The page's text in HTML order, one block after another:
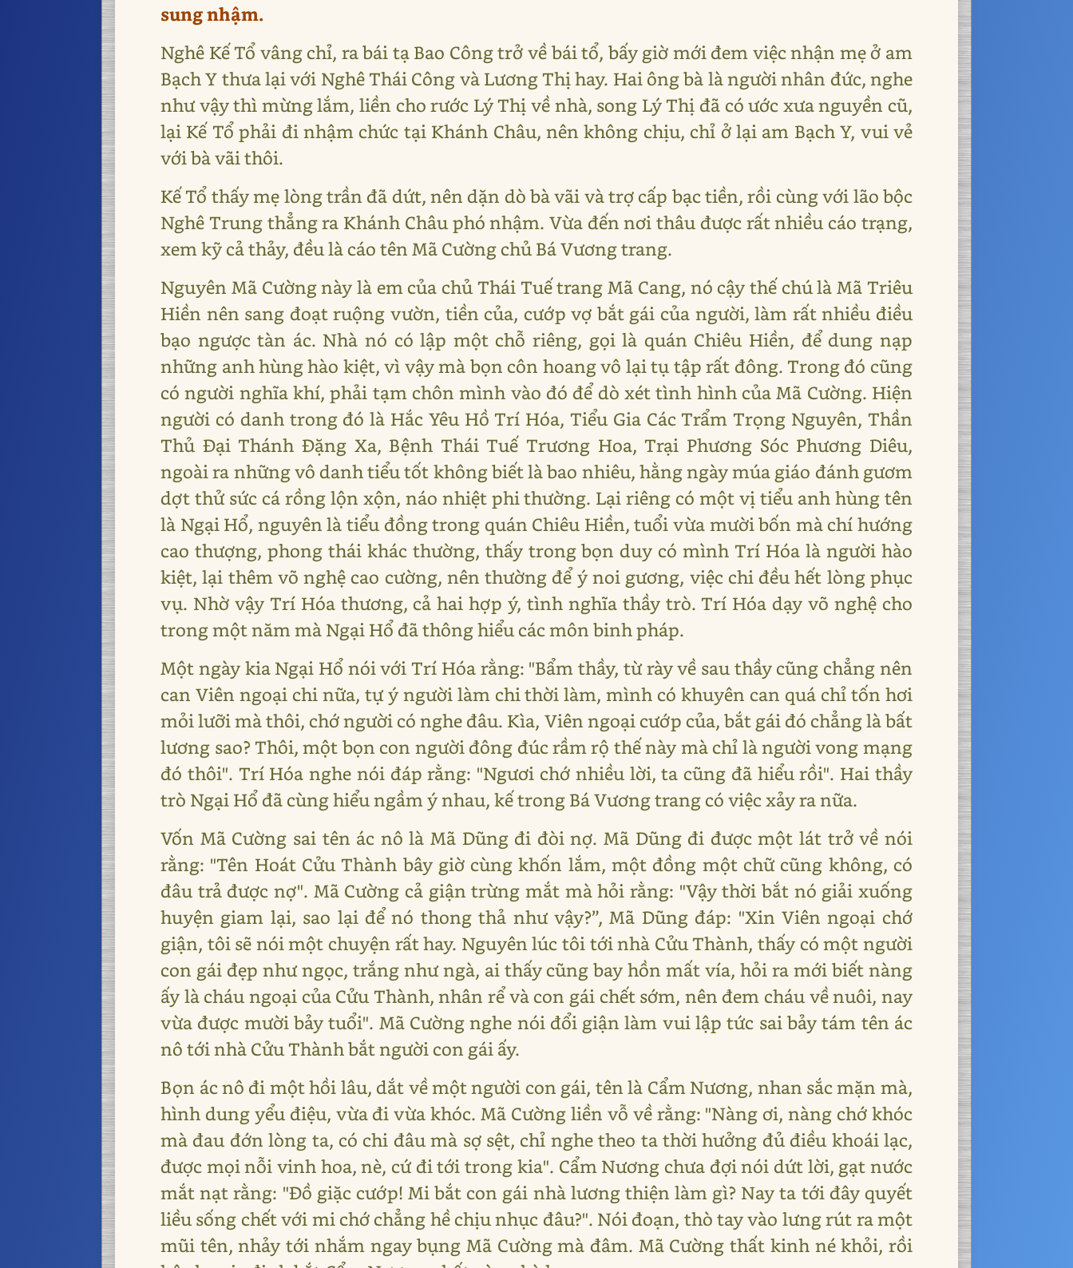
sung nhậm.
Nghê Kế Tổ vâng chỉ, ra bái tạ Bao Công trở về bái tổ, bấy giờ mới đem việc nhận mẹ ở am
Bạch Y thưa lại với Nghê Thái Công và Lương Thị hay. Hai ông bà là người nhân đức, nghe
như vậy thì mừng lắm, liền cho rước Lý Thị về nhà, song Lý Thị đã có ước xưa nguyền cũ,
lại Kế Tổ phải đi nhậm chức tại Khánh Châu, nên không chịu, chỉ ở lại am Bạch Y, vui vẻ
với bà vãi thôi.
Kế Tổ thấy mẹ lòng trần đã dứt, nên dặn dò bà vãi và trợ cấp bạc tiền, rồi cùng với lão bộc
Nghê Trung thẳng ra Khánh Châu phó nhậm. Vừa đến nơi thâu được rất nhiều cáo trạng,
xem kỹ cả thảy, đều là cáo tên Mã Cường chủ Bá Vương trang.
Nguyên Mã Cường này là em của chủ Thái Tuế trang Mã Cang, nó cậy thế chú là Mã Triêu
Hiền nên sang đoạt ruộng vườn, tiền của, cướp vợ bắt gái của người, làm rất nhiều điều
bạo ngược tàn ác. Nhà nó có lập một chỗ riêng, gọi là quán Chiêu Hiền, để dung nạp
những anh hùng hào kiệt, vì vậy mà bọn côn hoang vô lại tụ tập rất đông. Trong đó cũng
có người nghĩa khí, phải tạm chôn mình vào đó để dò xét tình hình của Mã Cường. Hiện
người có danh trong đó là Hắc Yêu Hồ Trí Hóa, Tiểu Gia Các Trẩm Trọng Nguyên, Thần
Thủ Đại Thánh Đặng Xa, Bệnh Thái Tuế Trương Hoa, Trại Phương Sóc Phương Diêu,
ngoài ra những vô danh tiểu tốt không biết là bao nhiêu, hằng ngày múa giáo đánh gươm
dợt thử sức cá rồng lộn xộn, náo nhiệt phi thường. Lại riêng có một vị tiểu anh hùng tên
là Ngại Hổ, nguyên là tiểu đồng trong quán Chiêu Hiền, tuổi vừa mười bốn mà chí hướng
cao thượng, phong thái khác thường, thấy trong bọn duy có mình Trí Hóa là người hào
kiệt, lại thêm võ nghệ cao cường, nên thường để ý noi gương, việc chi đều hết lòng phục
vụ. Nhờ vậy Trí Hóa thương, cả hai hợp ý, tình nghĩa thầy trò. Trí Hóa dạy võ nghệ cho
trong một năm mà Ngại Hổ đã thông hiểu các môn binh pháp.
Một ngày kia Ngại Hổ nói với Trí Hóa rằng: "Bẩm thầy, từ rày về sau thầy cũng chẳng nên
can Viên ngoại chi nữa, tự ý người làm chi thời làm, mình có khuyên can quá chỉ tốn hơi
mỏi lưỡi mà thôi, chớ người có nghe đâu. Kìa, Viên ngoại cướp của, bắt gái đó chẳng là bất
lương sao? Thôi, một bọn con người đông đúc rầm rộ thế này mà chỉ là người vong mạng
đó thôi". Trí Hóa nghe nói đáp rằng: "Ngươi chớ nhiều lời, ta cũng đã hiểu rồi". Hai thầy
trò Ngại Hổ đã cùng hiểu ngầm ý nhau, kế trong Bá Vương trang có việc xảy ra nữa.
Vốn Mã Cường sai tên ác nô là Mã Dũng đi đòi nợ. Mã Dũng đi được một lát trở về nói
rằng: "Tên Hoát Cửu Thành bây giờ cùng khốn lắm, một đồng một chữ cũng không, có
đâu trả được nợ". Mã Cường cả giận trừng mắt mà hỏi rằng: "Vậy thời bắt nó giải xuống
huyện giam lại, sao lại để nó thong thả như vậy?”, Mã Dũng đáp: "Xin Viên ngoại chớ
giận, tôi sẽ nói một chuyện rất hay. Nguyên lúc tôi tới nhà Cửu Thành, thấy có một người
con gái đẹp như ngọc, trắng như ngà, ai thấy cũng bay hồn mất vía, hỏi ra mới biết nàng
ấy là cháu ngoại của Cửu Thành, nhân rể và con gái chết sớm, nên đem cháu về nuôi, nay
vừa được mười bảy tuổi". Mã Cường nghe nói đổi giận làm vui lập tức sai bảy tám tên ác
nô tới nhà Cửu Thành bắt người con gái ấy.
Bọn ác nô đi một hồi lâu, dắt về một người con gái, tên là Cẩm Nương, nhan sắc mặn mà,
hình dung yểu điệu, vừa đi vừa khóc. Mã Cường liền vỗ về rằng: "Nàng ơi, nàng chớ khóc
mà đau đớn lòng ta, có chi đâu mà sợ sệt, chỉ nghe theo ta thời hưởng đủ điều khoái lạc,
được mọi nỗi vinh hoa, nè, cứ đi tới trong kia". Cẩm Nương chưa đợi nói dứt lời, gạt nước
mắt nạt rằng: "Đồ giặc cướp! Mi bắt con gái nhà lương thiện làm gì? Nay ta tới đây quyết
liều sống chết với mi chớ chẳng hề chịu nhục đâu?". Nói đoạn, thò tay vào lưng rút ra một
mũi tên, nhảy tới nhắm ngay bụng Mã Cường mà đâm. Mã Cường thất kinh né khỏi, rồi